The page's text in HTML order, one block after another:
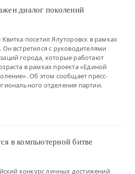
диалог поколений
посетил Ялуторовск в рамках
встретился с руководителями
города, которые работают
в рамках проекта «Единой
Об этом сообщает пресс-
отделения партии.
в компьютерной битве
конкурс личных достижений